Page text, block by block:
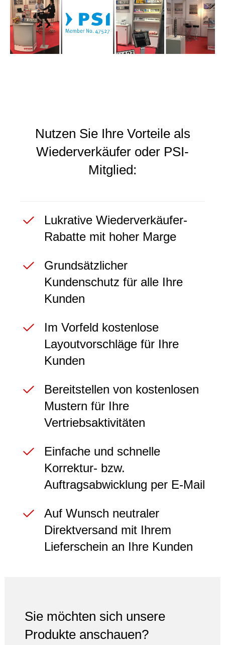
Nutzen Sie Ihre Vorteile als
Wiederverkäufer oder PSI-
Mitglied:
Lukrative Wiederverkäufer-
Rabatte mit hoher Marge
Grundsätzlicher
Kundenschutz für alle Ihre
Kunden
Im Vorfeld kostenlose
Layoutvorschläge für Ihre
Kunden
Bereitstellen von kostenlosen
Mustern für Ihre
Vertriebsaktivitäten
Einfache und schnelle
Korrektur- bzw.
Auftragsabwicklung per E-Mail
Auf Wunsch neutraler
Direktversand mit Ihrem
Lieferschein an Ihre Kunden
Sie möchten sich unsere
Produkte anschauen?